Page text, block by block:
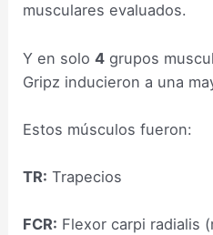
musculares evaluados.
Y en solo4 grupos
Gripz inducieron a una
Estos músculos fueron:
TR: Trapecios
FCR: Flexor carpi radialis